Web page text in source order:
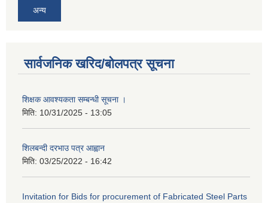
अन्य
सार्वजनिक खरिद/बोलपत्र सूचना
शिक्षक आवश्यकता सम्बन्धी सूचना ।
मिति: 10/31/2025 - 13:05
शिलबन्दी दरभाउ पत्र आह्वान
मिति: 03/25/2022 - 16:42
Invitation for Bids for procurement of Fabricated Steel Parts